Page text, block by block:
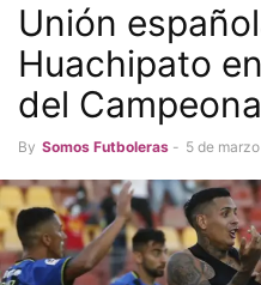
Unión
Huachipato
del
By Somos Futboleras - 5 de